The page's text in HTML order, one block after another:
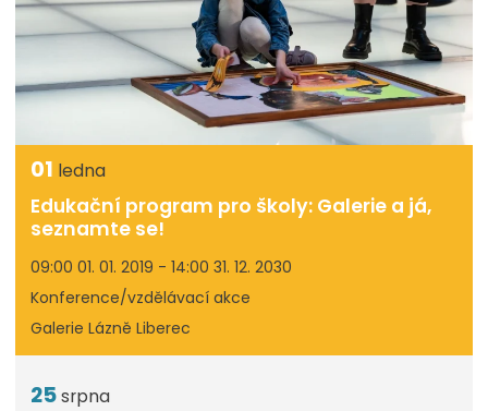
01 ledna
Edukační program pro školy: Galerie a já,
seznamte se!
09:00 01. 01. 2019 - 14:00 31. 12. 2030
Konference/vzdělávací akce
Galerie Lázně Liberec
25srpna